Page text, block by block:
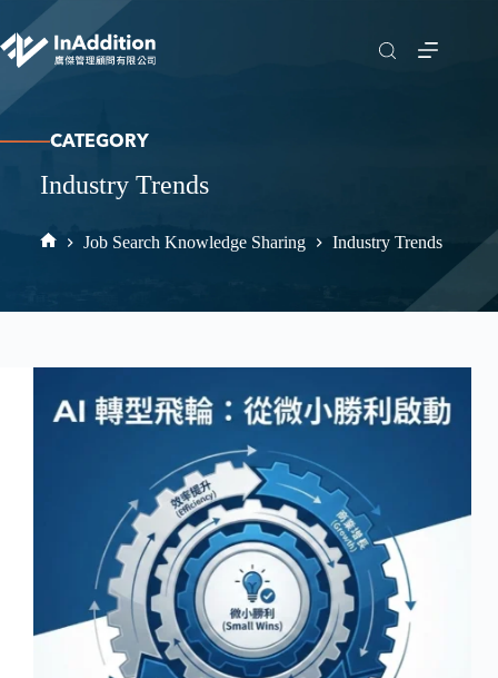
CATEGORY
Industry Trends
Job Search Knowledge Sharing Industry Trends